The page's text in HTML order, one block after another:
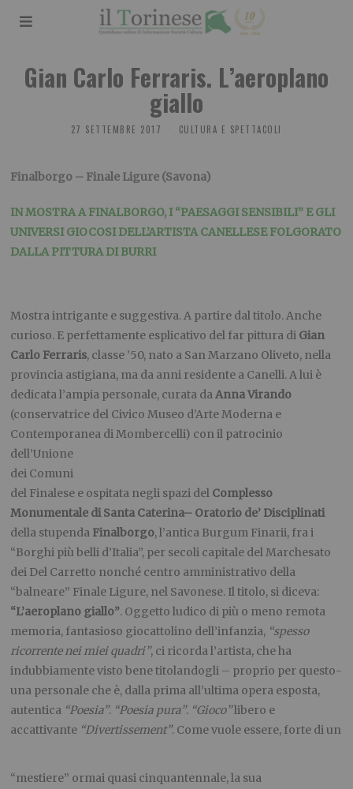
Gian Carlo Ferraris. L’aeroplano
giallo
27 SETTEMBRE 2017 CULTURA E SPETTACOLI
Finalborgo – Finale Ligure (Savona)
IN MOSTRA A FINALBORGO, I “PAESAGGI SENSIBILI” E GLI
UNIVERSI GIOCOSI DELL’ARTISTA CANELLESE FOLGORATO
DALLA PITTURA DI BURRI
Mostra intrigante e suggestiva. A partire dal titolo. Anche
curioso. E perfettamente esplicativo del far pittura di Gian
Carlo Ferraris, classe ’50, nato a San Marzano Oliveto, nella
provincia astigiana, ma da anni residente a Canelli. A lui è
dedicata l’ampia personale, curata daAnna Virando
(conservatrice del Civico Museo d’Arte Moderna e
Contemporanea di Mombercelli) con il patrocinio
dell’Unione
dei Comuni
del Finalese e ospitata negli spazi del Complesso
Monumentale di Santa Caterina– Oratorio de’ Disciplinati
della stupenda Finalborgo, l’antica Burgum Finarii, fra i
“Borghi più belli d’Italia”, per secoli capitale del Marchesato
dei Del Carretto nonché centro amministrativo della
“balneare” Finale Ligure, nel Savonese. Il titolo, si diceva:
“L’aeroplano giallo”. Oggetto ludico di più o meno remota
memoria, fantasioso giocattolino dell’infanzia, “spesso
ricorrente nei miei quadri”, ci ricorda l’artista, che ha
indubbiamente visto bene titolandogli – proprio per questo-
una personale che è, dalla prima all’ultima opera esposta,
autentica “Poesia”. “Poesia pura”. “Gioco”libero e
accattivante “Divertissement”. Come vuole essere, forte di un
“mestiere” ormai quasi cinquantennale, la sua